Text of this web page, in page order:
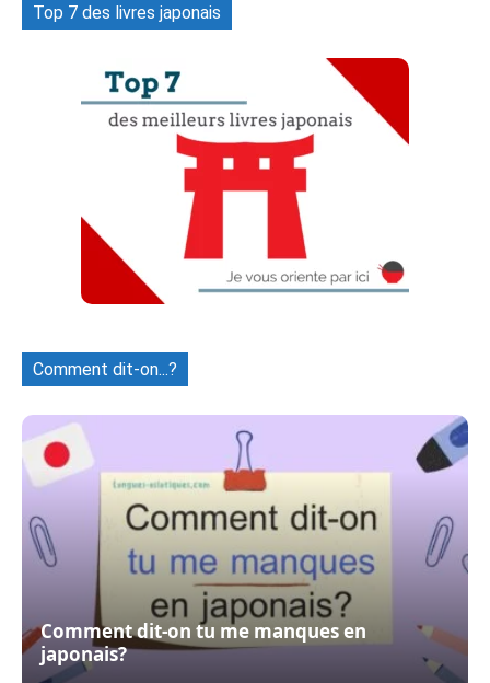
Top 7 des livres japonais
Comment dit-on...?
Comment dit-on tu me manques en
japonais?